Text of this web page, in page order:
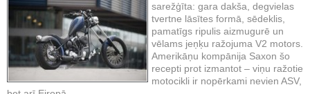
sarežģīta: gara dakša, degvielas
tvertne lāsītes formā, sēdeklis,
pamatīgs ripulis aizmugurē un
vēlams jeņķu ražojuma V2 motors.
Amerikāņu kompānija Saxon šo
recepti prot izmantot – viņu ražotie
motocikli ir nopērkami nevien ASV,